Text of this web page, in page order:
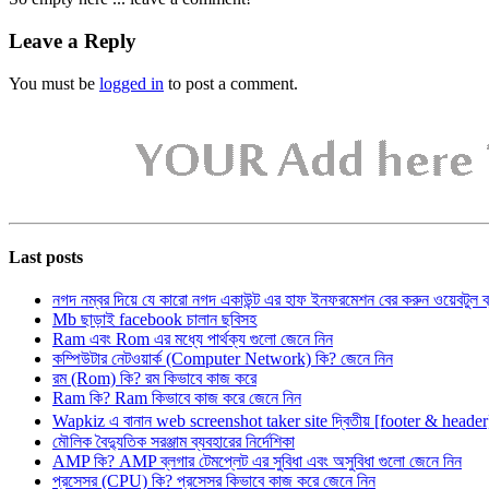
Leave a Reply
You must be logged in to post a comment.
Last posts
নগদ নম্বর দিয়ে যে কারো নগদ একাউন্ট এর হাফ ইনফরমেশন বের করুন ওয়েবটুল
Mb ছাড়াই facebook চালান ছবিসহ
Ram এবং Rom এর মধ্যে পার্থক্য গুলো জেনে নিন
কম্পিউটার নেটওয়ার্ক (Computer Network) কি? জেনে নিন
রম (Rom) কি? রম কিভাবে কাজ করে
Ram কি? Ram কিভাবে কাজ করে জেনে নিন
Wapkiz এ বানান web screenshot taker site দ্বিতীয় [footer &
মৌলিক বৈদ্যুতিক সরঞ্জাম ব্যবহারের নির্দেশিকা
AMP কি? AMP ব্লগার টেমপ্লেট এর সুবিধা এবং অসুবিধা গুলো জেনে নিন
প্রসেসর (CPU) কি? প্রসেসর কিভাবে কাজ করে জেনে নিন